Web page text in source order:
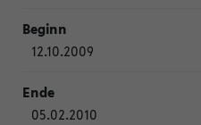
12.10.2009
05.02.2010